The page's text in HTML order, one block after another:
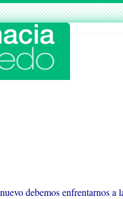
debemos enfrentarnos a